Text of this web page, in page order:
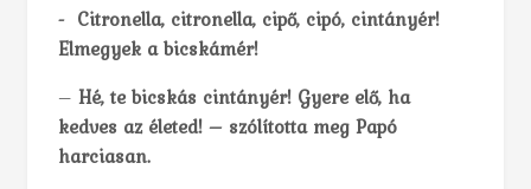
­- Citronella, citronella, cipő, cipó, cintányér!
Elmegyek a bicskámér!
– Hé, te bicskás cintányér! Gyere elő, ha
kedves az életed! – szólította meg Papó
harciasan.